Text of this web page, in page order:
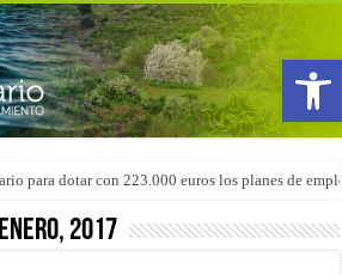
para dotar con 223.000 euros los planes de
San Isidro con las demoliciones para la
2017